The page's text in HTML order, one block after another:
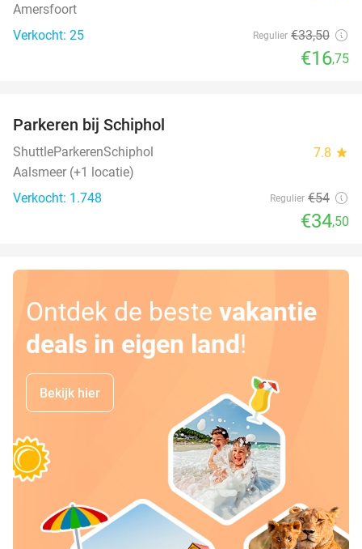
Amersfoort
Verkocht: 25
Regulier €33,50
€16,75
Parkeren bij Schiphol
ShuttleParkerenSchiphol 7.8 star
Aalsmeer (+1 locatie)
Verkocht: 1.748
Regulier €54
€34,50
Ontdek de beste vakantie
deals in eigen land!
Bekijk hier